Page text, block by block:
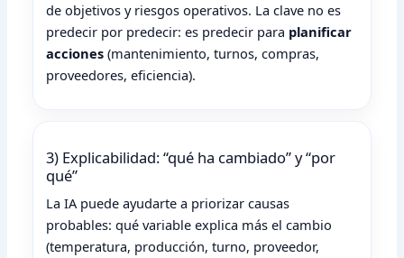
de objetivos y riesgos operativos. La clave no es
predecir por predecir: es predecir para planificar
acciones (mantenimiento, turnos, compras,
proveedores, eficiencia).
3) Explicabilidad: “qué ha cambiado” y “por
qué”
La IA puede ayudarte a priorizar causas
probables: qué variable explica más el cambio
(temperatura, producción, turno, proveedor,